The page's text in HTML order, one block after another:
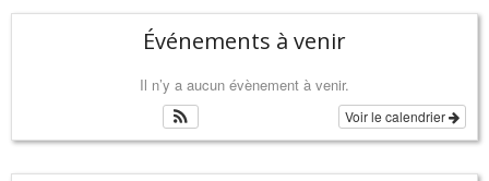
Événements à venir
Il n’y a aucun évènement à venir.
Voir le calendrier